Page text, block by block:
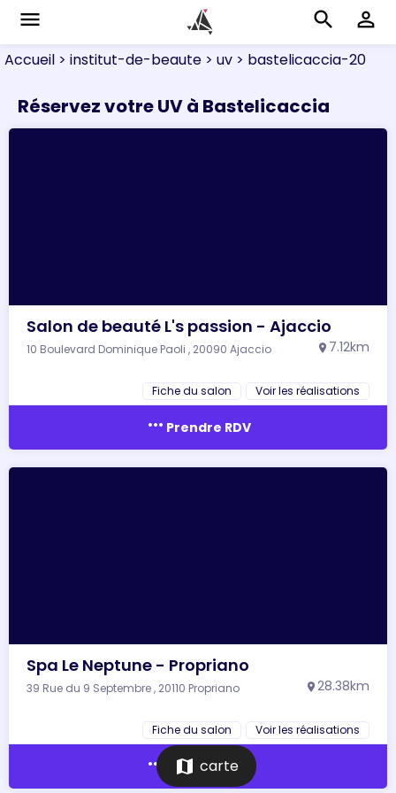
menu search perm_identity
Accueil > institut-de-beaute > uv > bastelicaccia-20
Réservez votre UV à Bastelicaccia
Salon de beauté L's passion - Ajaccio
10 Boulevard Dominique Paoli , 20090 Ajaccio location_on 7.12km
Fiche du salon Voir les réalisations
more_horiz Prendre RDV
Spa Le Neptune - Propriano
39 Rue du 9 Septembre , 20110 Propriano location_on 28.38km
Fiche du salon Voir les réalisations
more_horiz Prendre RDV
map carte